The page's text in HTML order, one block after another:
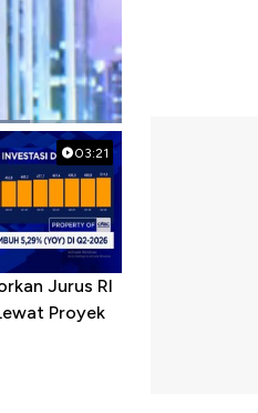
03:21
Jurus RI
Proyek